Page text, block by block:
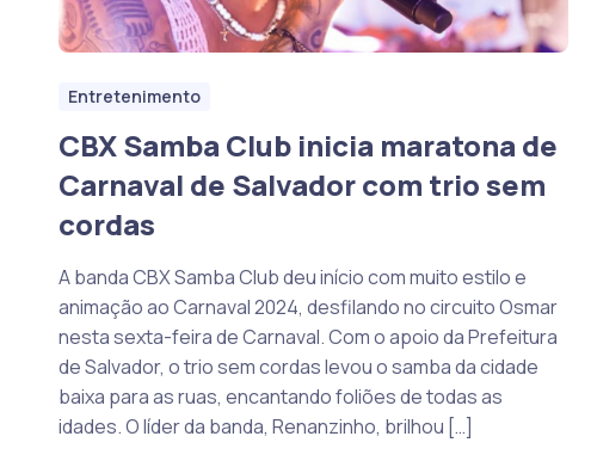
Entretenimento
CBX Samba Club inicia maratona de
Carnaval de Salvador com trio sem
cordas
A banda CBX Samba Club deu início com muito estilo e
animação ao Carnaval 2024, desfilando no circuito Osmar
nesta sexta-feira de Carnaval. Com o apoio da Prefeitura
de Salvador, o trio sem cordas levou o samba da cidade
baixa para as ruas, encantando foliões de todas as
idades. O líder da banda, Renanzinho, brilhou […]